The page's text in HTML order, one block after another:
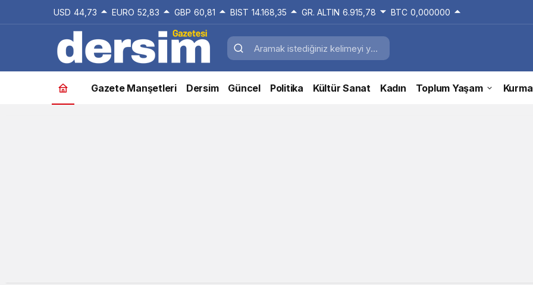
USD 44,73 EURO 52,83 GBP 60,81 BIST 14.168,35 GR. ALTIN 6.915,78 BTC 0,000000
Gazete Manşetleri Dersim Güncel Politika Kültür Sanat Kadın Toplum Yaşam